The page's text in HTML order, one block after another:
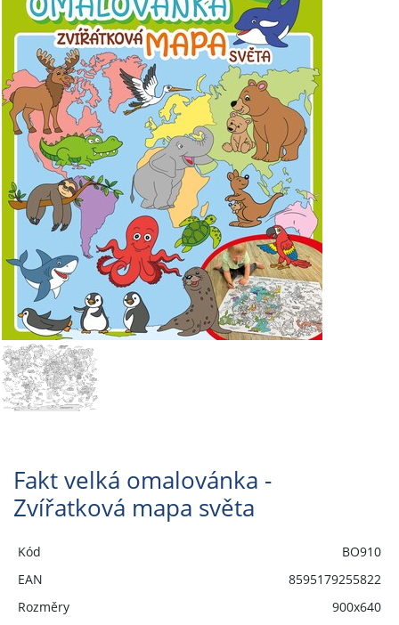
Fakt velká omalovánka -
Zvířatková mapa světa
Kód
BO910
EAN
8595179255822
Rozměry
900x640